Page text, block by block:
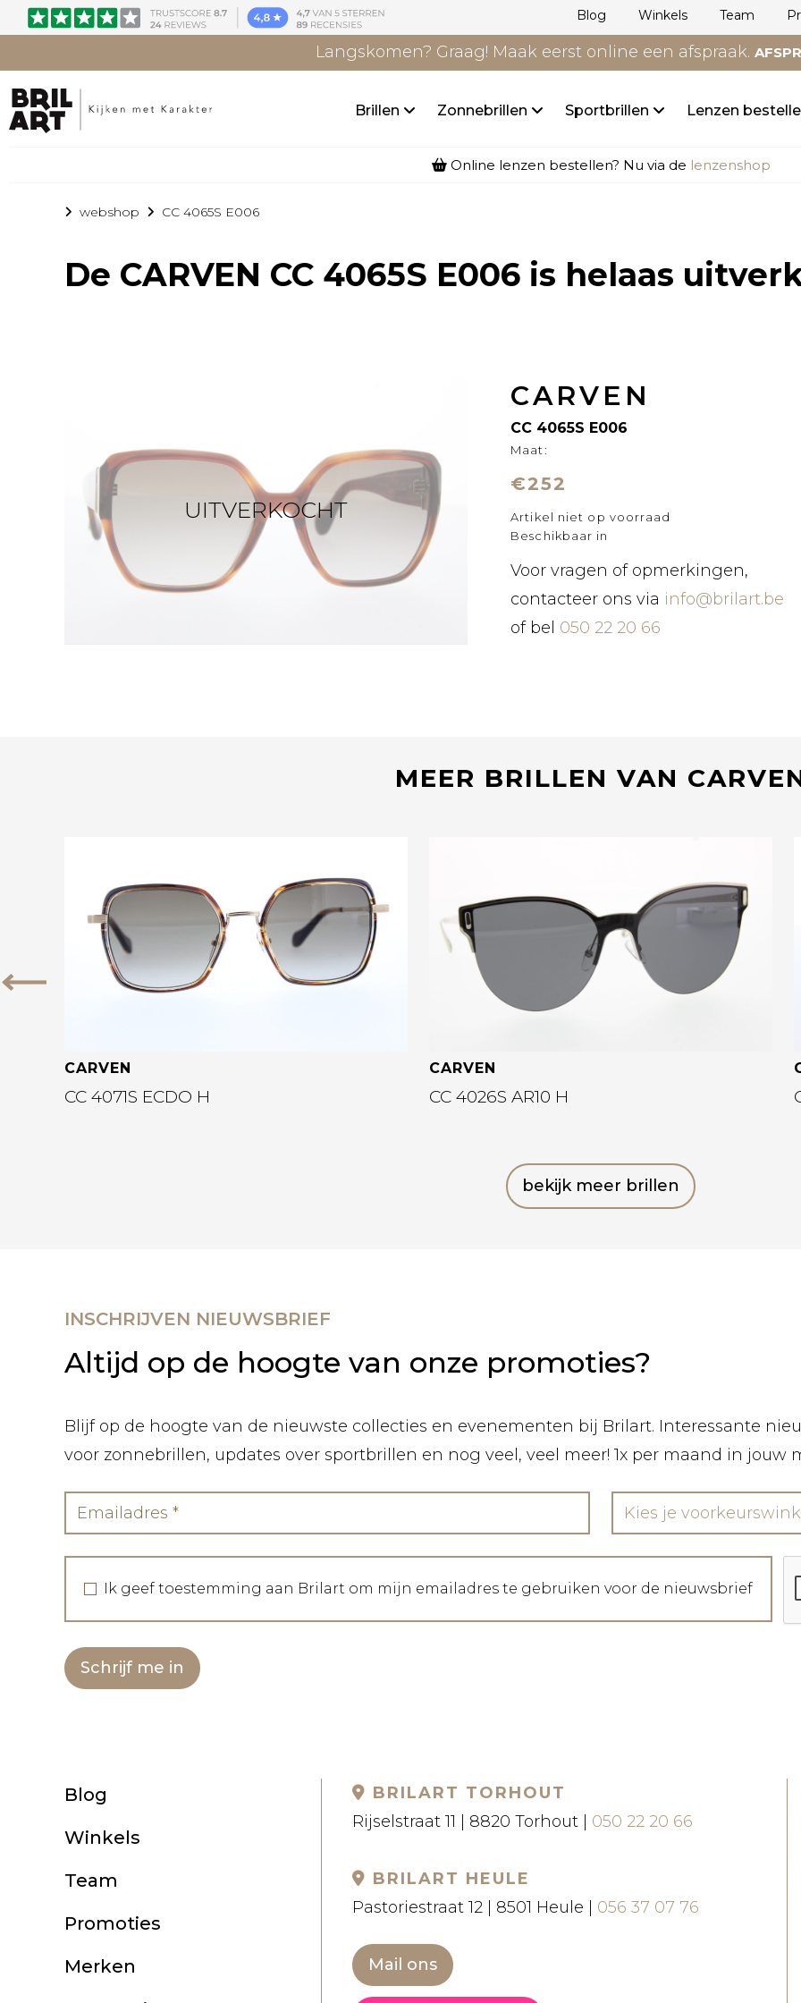
Blog Winkels Team
Langskomen? Graag! Maak eerst online een afspraak.
Brillen Zonnebrillen Sportbrillen Lenzen
Online lenzen bestellen? Nu via de lenzenshop
webshop CC 4065S E006
De CARVEN CC 4065S E006 is helaas
UITVERKOCHT
CARVEN
CC 4065S E006
Maat:
€252
Artikel niet op voorraad
Beschikbaar in
Voor vragen of opmerkingen,
contacteer ons via info@brilart.be
of bel 050 22 20 66
MEER BRILLEN VAN
Vorige
Bekijk deze bril
CARVEN
CC 4071S ECDO H
CARVEN
CC 4026S AR10 H
bekijk meer brillen
INSCHRIJVEN NIEUWSBRIEF
Altijd op de hoogte van onze promoties?
Blijf op de hoogte van de nieuwste collecties en evenementen bij Brilart. Interessante
voor zonnebrillen, updates over sportbrillen en nog veel, veel meer! 1x per maand in jouw
Kies je
Ik geef toestemming aan Brilart om mijn emailadres te gebruiken voor de nieuwsbrief
Schrijf me in
Blog
Winkels
Team
Promoties
Merken
BRILART TORHOUT
Rijselstraat 11 | 8820 Torhout | 050 22 20 66
BRILART HEULE
Pastoriestraat 12 | 8501 Heule | 056 37 07 76
Mail ons